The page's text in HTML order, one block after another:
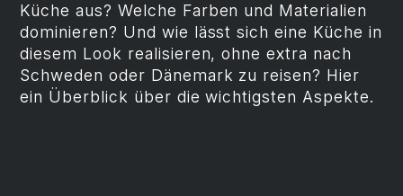
Küche aus? Welche Farben und Materialien
dominieren? Und wie lässt sich eine Küche in
diesem Look realisieren, ohne extra nach
Schweden oder Dänemark zu reisen? Hier
ein Überblick über die wichtigsten Aspekte.